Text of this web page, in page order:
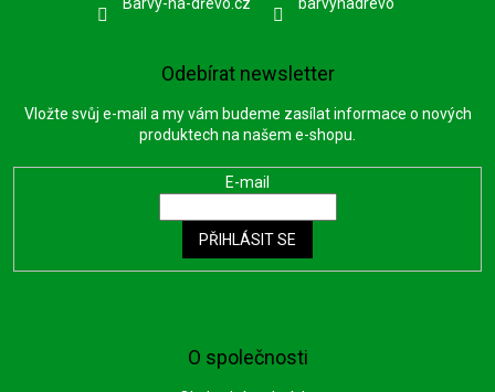
O společnosti
Odebírat newsletter
Vložte svůj e-mail a my vám budeme zasílat informace o nových
produktech na našem e-shopu.
E-mail
PŘIHLÁSIT SE